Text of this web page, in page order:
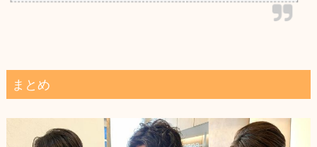
い美容院に1人で行くのは緊張するはずです。また、
その美容院に行けば良いのか？沢山ありすぎて分から
まとめ